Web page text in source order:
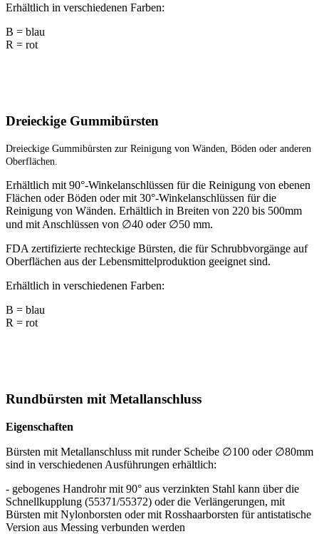
Erhältlich in verschiedenen Farben:
B = blau
R = rot
Dreieckige Gummibürsten
Dreieckige Gummibürsten zur Reinigung von Wänden, Böden oder anderen
Oberflächen.
Erhältlich mit 90°-Winkelanschlüssen für die Reinigung von ebenen
Flächen oder Böden oder mit 30°-Winkelanschlüssen für die
Reinigung von Wänden. Erhältlich in Breiten von 220 bis 500mm
und mit Anschlüssen von ∅40 oder ∅50 mm.
FDA zertifizierte rechteckige Bürsten, die für Schrubbvorgänge auf
Oberflächen aus der Lebensmittelproduktion geeignet sind.
Erhältlich in verschiedenen Farben:
B = blau
R = rot
Rundbürsten mit Metallanschluss
Eigenschaften
Bürsten mit Metallanschluss mit runder Scheibe ∅100 oder ∅80mm
sind in verschiedenen Ausführungen erhältlich:
- gebogenes Handrohr mit 90° aus verzinkten Stahl kann über die
Schnellkupplung (55371/55372) oder die Verlängerungen, mit
Bürsten mit Nylonborsten oder mit Rosshaarborsten für antistatische
Version aus Messing verbunden werden